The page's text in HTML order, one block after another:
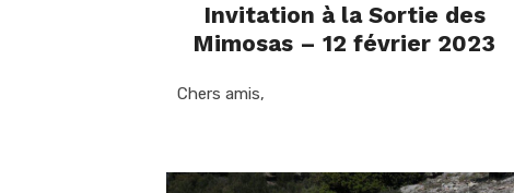
Invitation à la Sortie des
Mimosas – 12 février 2023
Chers amis,